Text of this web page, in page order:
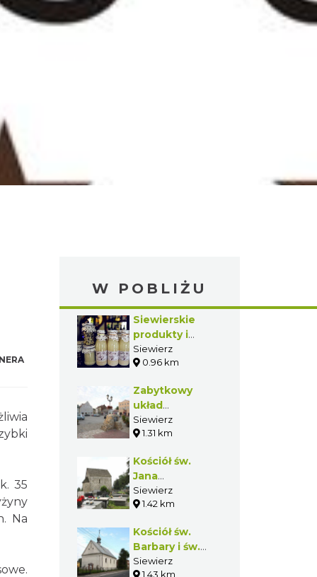
35
Na
W POBLIŻU
Siewierskie
produkty i
potrawy
Siewierz
0.96 km
Zabytkowy
układ
przestrzenny w
Siewierzu
Siewierz
1.31 km
Kościół św.
Jana
Chrzciciela w
Siewierzu
Siewierz
1.42 km
Kościół św.
Barbary i św.
Walentego w
Siewierz
1.43 km